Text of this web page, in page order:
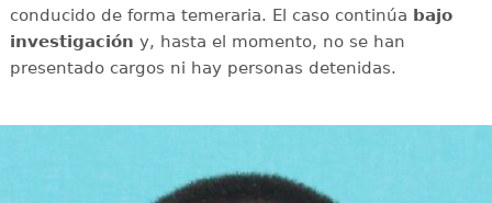
conducido de forma temeraria. El caso continúa bajo
investigación y, hasta el momento, no se han
presentado cargos ni hay personas detenidas.